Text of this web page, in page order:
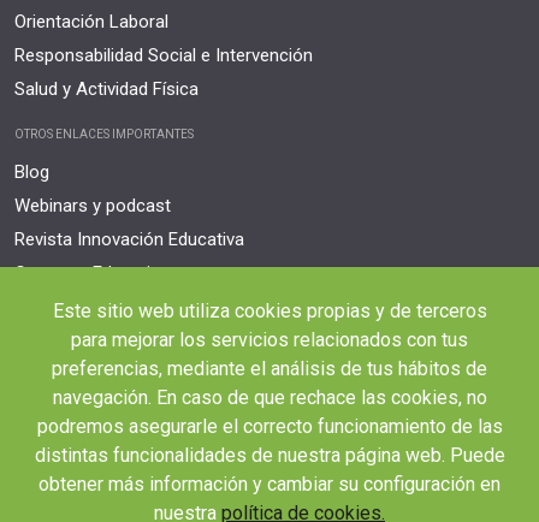
Orientación Laboral
Responsabilidad Social e Intervención
Salud y Actividad Física
OTROS ENLACES IMPORTANTES
Blog
Webinars y podcast
Revista Innovación Educativa
Contexto Educativo
Desistir contrato aquí
Tienes 14 días desde tu matriculación para cancelar sin coste y recibir el
reembolso completo.
Este sitio web utiliza cookies propias y de terceros
para mejorar los servicios relacionados con tus
preferencias, mediante el análisis de tus hábitos de
navegación. En caso de que rechace las cookies, no
podremos asegurarle el correcto funcionamiento de las
distintas funcionalidades de nuestra página web. Puede
obtener más información y cambiar su configuración en
nuestra política de cookies.